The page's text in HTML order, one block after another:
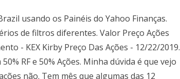
usando os Painéis do Yahoo Finanças.
de filtros diferentes. Valor Preço Ações
- KEX Kirby Preço Das Ações - 12/22/2019.
RF e 50% Ações. Minha dúvida é que vejo
não. Tem mês que algumas das 12